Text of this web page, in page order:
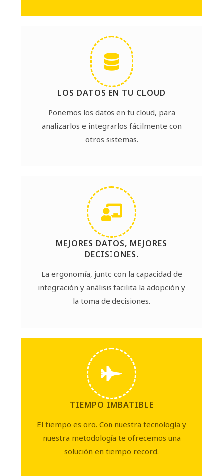
LOS DATOS EN TU CLOUD
Ponemos los datos en tu cloud, para
analizarlos e integrarlos fácilmente con
otros sistemas.
MEJORES DATOS, MEJORES
DECISIONES.
La ergonomía, junto con la capacidad de
integración y análisis facilita la adopción y
la toma de decisiones.
TIEMPO IMBATIBLE
El tiempo es oro. Con nuestra tecnología y
nuestra metodología te ofrecemos una
solución en tiempo record.